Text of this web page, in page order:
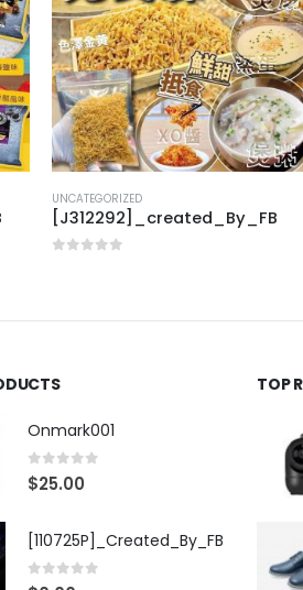
UNCATEGORIZED
[J312292]_created_By_FB
Onmark001
0 out of 5
$25.00
[110725P]_Created_By_FB
0 out of 5
TOP